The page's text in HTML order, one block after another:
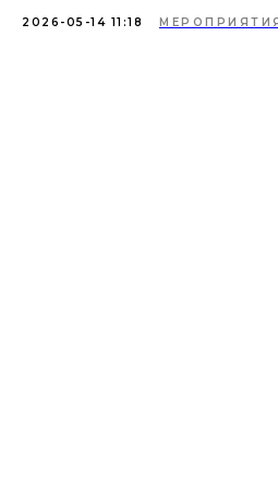
2026-05-14 11:18